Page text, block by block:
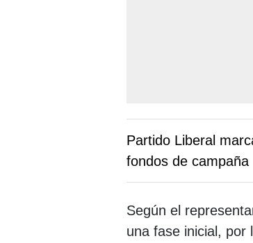
Partido Liberal
fondos de campaña
Según el
una fase inicial, por